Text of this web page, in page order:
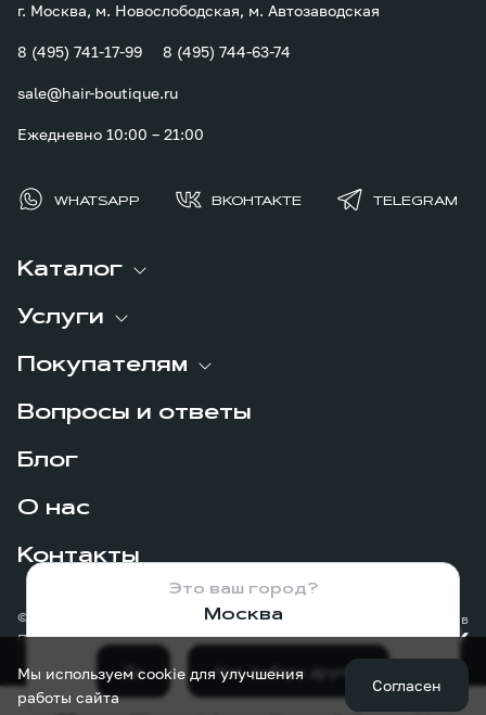
Это ваш город?
Москва
Да Нет, выберу другой
Каталог
Услуги
Покупателям
Вопросы и ответы
Блог
О нас
Контакты
г. Москва, м. Новослободская, м. Автозаводская
8 (495) 741-17-99 8 (495) 744-63-74
sale@hair-boutique.ru
Ежедневно 10:00 – 21:00
WHATSAPP ВКОНТАКТЕ TELEGRAM
© 2026
Политика конфиденциальности
Сделано в
Мы используем cookie для улучшения
работы сайта
Согласен